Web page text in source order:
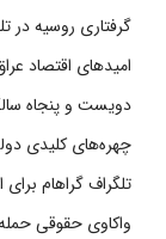
گرفتاری روسیه در
امیدهای اقتصاد
دویست و پنجاه
چهره‌های کلیدی
تلگراف گراهام برای
واکاوی حقوقی حمله